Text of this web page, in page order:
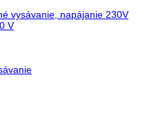
vysávanie, napájanie 230V
V